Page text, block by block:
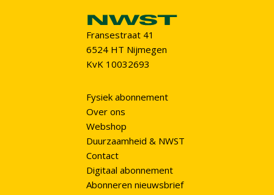
Fransestraat 41
6524 HT Nijmegen
KvK 10032693
Fysiek abonnement
Over ons
Webshop
Duurzaamheid & NWST
Contact
Digitaal abonnement
Abonneren nieuwsbrief